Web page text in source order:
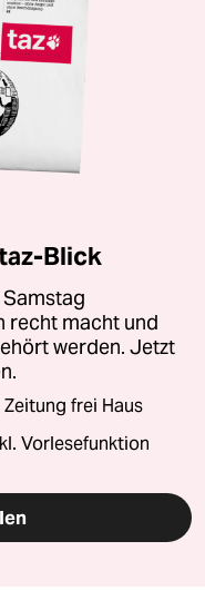
Blick
recht macht und
werden. Jetzt
frei Haus
Vorlesefunktion